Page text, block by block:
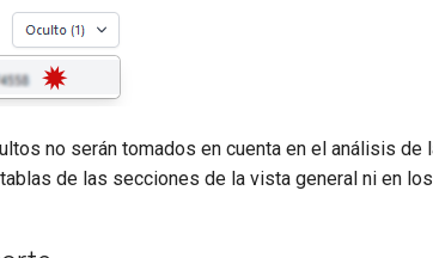
no serán tomados en cuenta en el análisis de
de las secciones de la vista general ni en